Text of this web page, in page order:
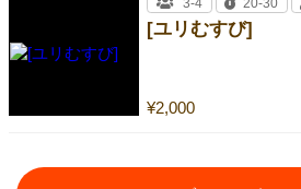
[ユリむすび]
¥2,000
3-4 20-30